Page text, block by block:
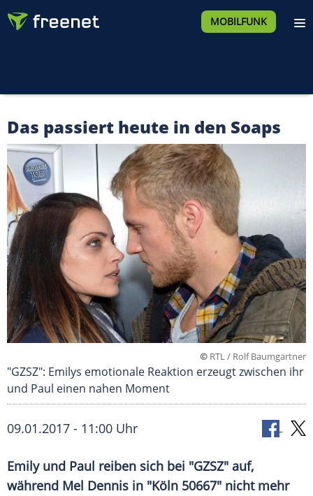
MOBILFUNK
Das passiert heute in den Soaps
© RTL / Rolf Baumgartner
"GZSZ": Emilys emotionale Reaktion erzeugt zwischen ihr
und Paul einen nahen Moment
09.01.2017 - 11:00 Uhr
Emily und Paul reiben sich bei "GZSZ" auf,
während Mel Dennis in "Köln 50667" nicht mehr